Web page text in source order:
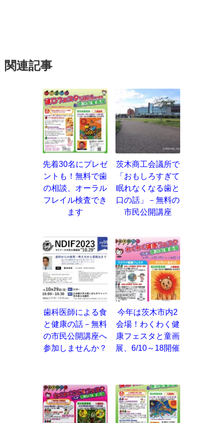
関連記事
先着30名にプレゼ
ントも！無料で歯
の相談、オーラル
フレイル検査でき
ます
茨木商工会議所で
「おもしろすぎて
眠れなくなる歯と
口の話」－無料の
市民公開講座
歯科医師による食
と健康の話－無料
の市民公開講座へ
参加しませんか？
今年は茨木市内2
会場！わくわく健
康フェスタと童画
展、6/10～18開催